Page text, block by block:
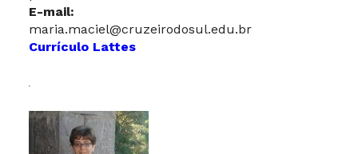
E-mail:
maria.maciel@cruzeirodosul.edu.br
Currículo Lattes